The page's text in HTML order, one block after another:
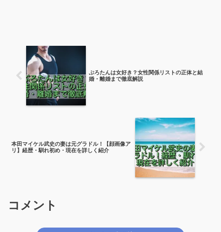
ぷろたんは女好き？女性関係リストの正体と結
婚・離婚まで徹底解説
本田マイケル武史の妻は元グラドル！【顔画像ア
リ】経歴・馴れ初め・現在を詳しく紹介
コメント